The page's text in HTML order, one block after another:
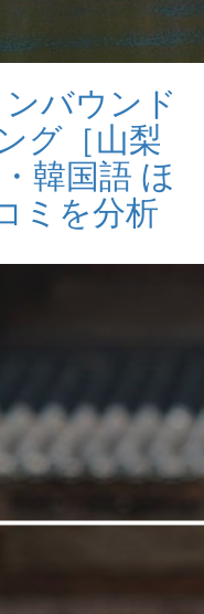
ンバウンド
グ［山梨
韓国語 ほ
ミを分析